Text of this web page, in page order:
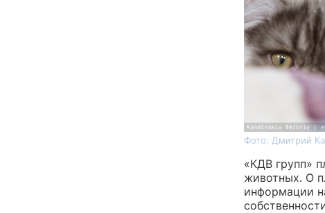
Фото: Дмитрий
«КДВ групп»
животных. О
информации